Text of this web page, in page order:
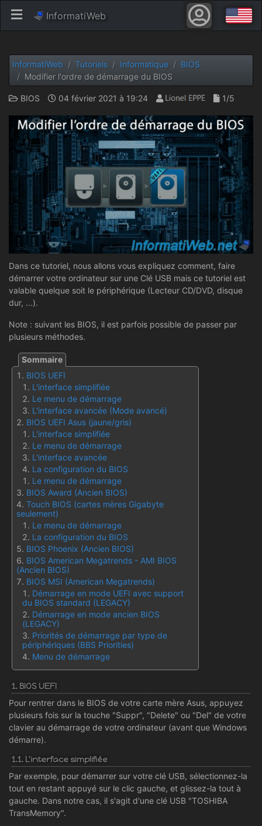
InformatiWeb
InformatiWeb Tutoriels Informatique
BIOS
Modifier l'ordre de démarrage du BIOS
BIOS 04 février 2021 à 19:24 1/5
Dans ce tutoriel, nous allons vous expliquez comment, faire
démarrer votre ordinateur sur une Clé USB mais ce tutoriel est
valable quelque soit le périphérique (Lecteur CD/DVD, disque
dur, ...).
Note : suivant les BIOS, il est parfois possible de passer par
plusieurs méthodes.
BIOS UEFI
L'interface simplifiée
Le menu de démarrage
L'interface avancée (Mode avancé)
BIOS UEFI Asus (jaune/gris)
L'interface simplifiée
Le menu de démarrage
L'interface avancée
La configuration du BIOS
Le menu de démarrage
BIOS Award (Ancien BIOS)
Touch BIOS (cartes mères Gigabyte
seulement)
Le menu de démarrage
La configuration du BIOS
BIOS Phoenix (Ancien BIOS)
BIOS American Megatrends - AMI BIOS
(Ancien BIOS)
BIOS MSI (American Megatrends)
Démarrage en mode UEFI avec support
du BIOS standard (LEGACY)
Démarrage en mode ancien BIOS
(LEGACY)
Priorités de démarrage par type de
périphériques (BBS Priorities)
Menu de démarrage
1. BIOS UEFI
Pour rentrer dans le BIOS de votre carte mère Asus, appuyez
plusieurs fois sur la touche "Suppr", "Delete" ou "Del" de votre
clavier au démarrage de votre ordinateur (avant que Windows
démarre).
1.1. L'interface simplifiée
Par exemple, pour démarrer sur votre clé USB, sélectionnez-la
tout en restant appuyé sur le clic gauche, et glissez-la tout à
gauche. Dans notre cas, il s'agit d'une clé USB "TOSHIBA
TransMemory".